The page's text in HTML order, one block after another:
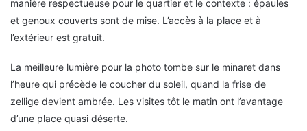
manière respectueuse pour le quartier et le contexte : épaules
et genoux couverts sont de mise. L’accès à la place et à
l’extérieur est gratuit.
La meilleure lumière pour la photo tombe sur le minaret dans
l’heure qui précède le coucher du soleil, quand la frise de
zellige devient ambrée. Les visites tôt le matin ont l’avantage
d’une place quasi déserte.